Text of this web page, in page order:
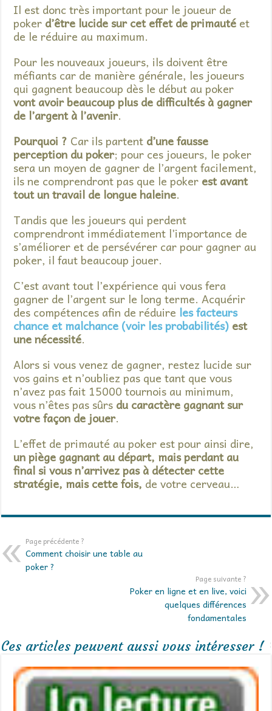
Il est donc très important pour le joueur de
poker d’être lucide sur cet effet de primauté et
de le réduire au maximum.
Pour les nouveaux joueurs, ils doivent être
méfiants car de manière générale, les joueurs
qui gagnent beaucoup dès le début au poker
vont avoir beaucoup plus de difficultés à gagner
de l’argent à l’avenir.
Pourquoi ? Car ils partent d’une fausse
perception du poker; pour ces joueurs, le poker
sera un moyen de gagner de l’argent facilement,
ils ne comprendront pas que le poker est avant
tout un travail de longue haleine.
Tandis que les joueurs qui perdent
comprendront immédiatement l’importance de
s’améliorer et de persévérer car pour gagner au
poker, il faut beaucoup jouer.
C’est avant tout l’expérience qui vous fera
gagner de l’argent sur le long terme. Acquérir
des compétences afin de réduire les facteurs
chance et malchance (voir les probabilités) est
une nécessité.
Alors si vous venez de gagner, restez lucide sur
vos gains et n’oubliez pas que tant que vous
n’avez pas fait 15000 tournois au minimum,
vous n’êtes pas sûrs du caractère gagnant sur
votre façon de jouer.
L’effet de primauté au poker est pour ainsi dire,
un piège gagnant au départ, mais perdant au
final si vous n’arrivez pas à détecter cette
stratégie, mais cette fois, de votre cerveau…
Page précédente ?
Comment choisir une table au
poker ?
Page suivante ?
Poker en ligne et en live, voici
quelques différences
fondamentales
Ces articles peuvent aussi vous intéresser !